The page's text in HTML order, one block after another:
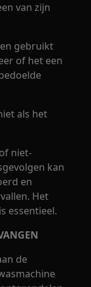
van zijn
gebruikt
of het een
als het
niet-
kan
en
Het
essentieel.
de